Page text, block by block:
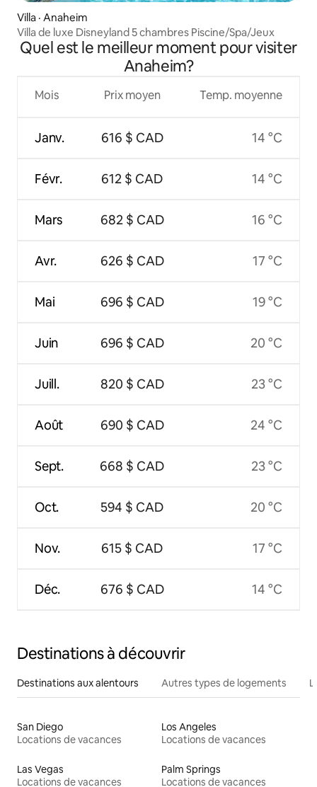
Villa · Anaheim
Villa de luxe Disneyland 5 chambres Piscine/Spa/Jeux
Quel est le meilleur moment pour visiter
Anaheim?
Mois
Janv.
Févr.
Mars
Avr.
Mai
Juin
Juill.
Août
Sept.
Oct.
Nov.
Déc.
Prix moyen
616 $ CAD
612 $ CAD
682 $ CAD
626 $ CAD
696 $ CAD
696 $ CAD
820 $ CAD
690 $ CAD
668 $ CAD
594 $ CAD
615 $ CAD
676 $ CAD
Temp. moyenne
14 °C
14 °C
16 °C
17 °C
19 °C
20 °C
23 °C
24 °C
23 °C
20 °C
17 °C
14 °C
Destinations à découvrir
Destinations aux alentours Autres types de logements
San Diego
Locations de vacances
Los Angeles
Locations de vacances
Las Vegas
Locations de vacances
Palm Springs
Locations de vacances